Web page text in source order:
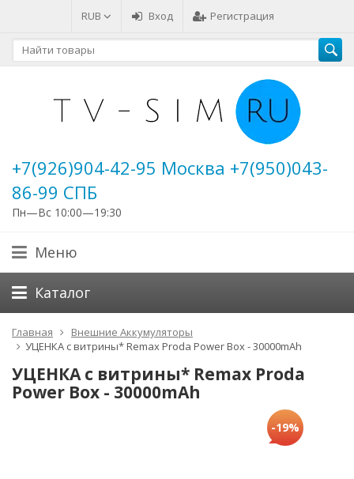
RUB Вход Регистрация
+7(926)904-42-95 Москва +7(950)043-
86-99 СПБ
Пн—Вс 10:00—19:30
Меню
Каталог
Главная
Внешние Аккумуляторы
УЦЕНКА с витрины* Remax Proda Power Box - 30000mAh
УЦЕНКА с витрины* Remax Proda
Power Box - 30000mAh
-19%